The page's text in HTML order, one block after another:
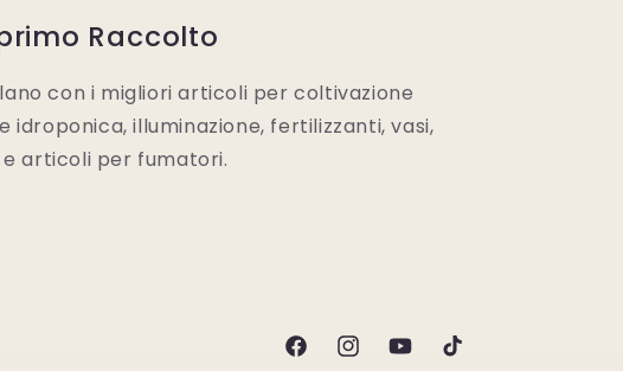
Raccolto
con i migliori articoli per coltivazione
idroponica, illuminazione, fertilizzanti, vasi,
articoli per fumatori.
FacebookInstagramYouTubeTikTok